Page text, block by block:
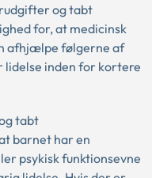
og tabt
for, at medicinsk
afhjælpe følgerne af
inden for kortere
tabt
barnet har en
psykisk funktionsevne